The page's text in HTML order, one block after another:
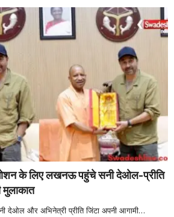
के लिए लखनऊ पहुंचे सनी देओल-प्र‍ीति
देओल और अभिनेत्री प्रीति जिंटा अपनी आगामी…